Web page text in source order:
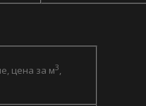
цена за м3,